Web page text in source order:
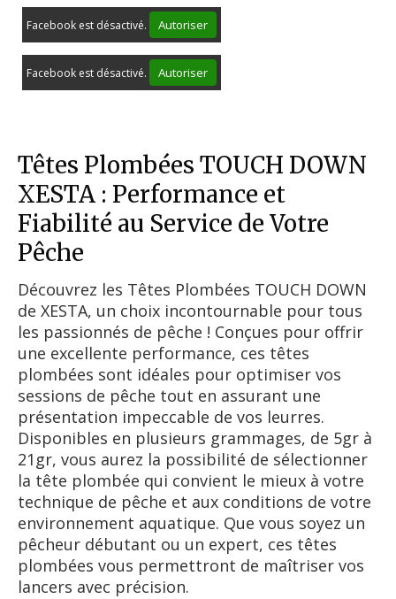
Facebook est désactivé. Autoriser
Facebook est désactivé. Autoriser
Têtes Plombées TOUCH DOWN
XESTA : Performance et
Fiabilité au Service de Votre
Pêche
Découvrez les Têtes Plombées TOUCH DOWN
de XESTA, un choix incontournable pour tous
les passionnés de pêche ! Conçues pour offrir
une excellente performance, ces têtes
plombées sont idéales pour optimiser vos
sessions de pêche tout en assurant une
présentation impeccable de vos leurres.
Disponibles en plusieurs grammages, de 5gr à
21gr, vous aurez la possibilité de sélectionner
la tête plombée qui convient le mieux à votre
technique de pêche et aux conditions de votre
environnement aquatique. Que vous soyez un
pêcheur débutant ou un expert, ces têtes
plombées vous permettront de maîtriser vos
lancers avec précision.